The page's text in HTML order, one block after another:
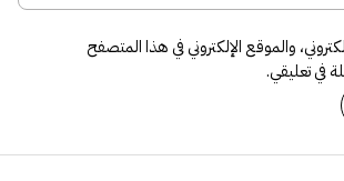
والموقع الإلكتروني في هذا المتصفح
في تعليقي.